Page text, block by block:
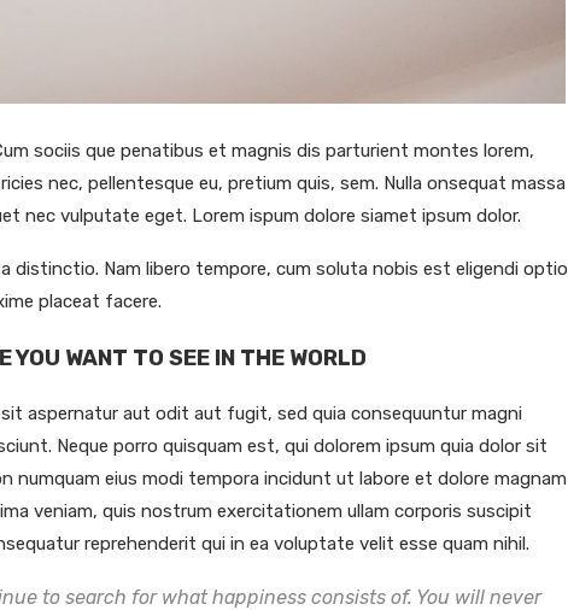
sociis que penatibus et magnis dis parturient montes lorem,
nec, pellentesque eu, pretium quis, sem. Nulla onsequat massa
nec vulputate eget. Lorem ispum dolore siamet ipsum dolor.
distinctio. Nam libero tempore, cum soluta nobis est eligendi optio
placeat facere.
YOU WANT TO SEE IN THE WORLD
aspernatur aut odit aut fugit, sed quia consequuntur magni
Neque porro quisquam est, qui dolorem ipsum quia dolor sit
numquam eius modi tempora incidunt ut labore et dolore magnam
veniam, quis nostrum exercitationem ullam corporis suscipit
reprehenderit qui in ea voluptate velit esse quam nihil.
to search for what happiness consists of. You will never